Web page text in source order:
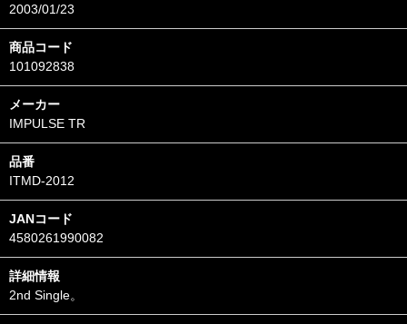
2003/01/23
商品コード
101092838
メーカー
IMPULSE TR
品番
ITMD-2012
JANコード
4580261990082
詳細情報
2nd Single。